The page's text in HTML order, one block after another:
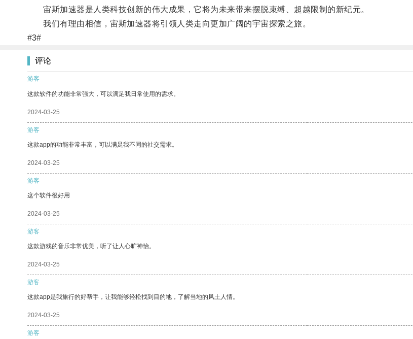
宙斯加速器是人类科技创新的伟大成果，它将为未来带来摆脱束缚、超越限制的新纪元。
我们有理由相信，宙斯加速器将引领人类走向更加广阔的宇宙探索之旅。
#3#
评论
游客
这款软件的功能非常强大，可以满足我日常使用的需求。
2024-03-25
游客
这款app的功能非常丰富，可以满足我不同的社交需求。
2024-03-25
游客
这个软件很好用
2024-03-25
游客
这款游戏的音乐非常优美，听了让人心旷神怡。
2024-03-25
游客
这款app是我旅行的好帮手，让我能够轻松找到目的地，了解当地的风土人情。
2024-03-25
游客